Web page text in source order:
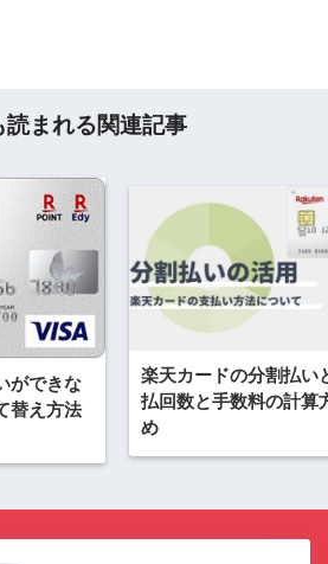
読まれる関連記事
ができな
替え方法
楽天カードの分割払い
払回数と手数料の計算
め